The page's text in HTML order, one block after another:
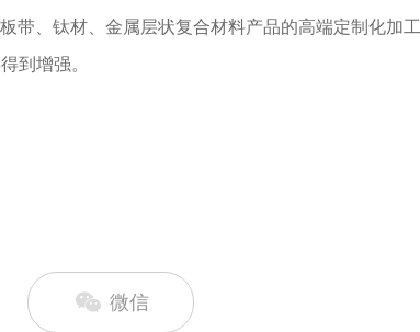
带、钛材、金属层状复合材料产品的高端定制化加工
到增强。
微信